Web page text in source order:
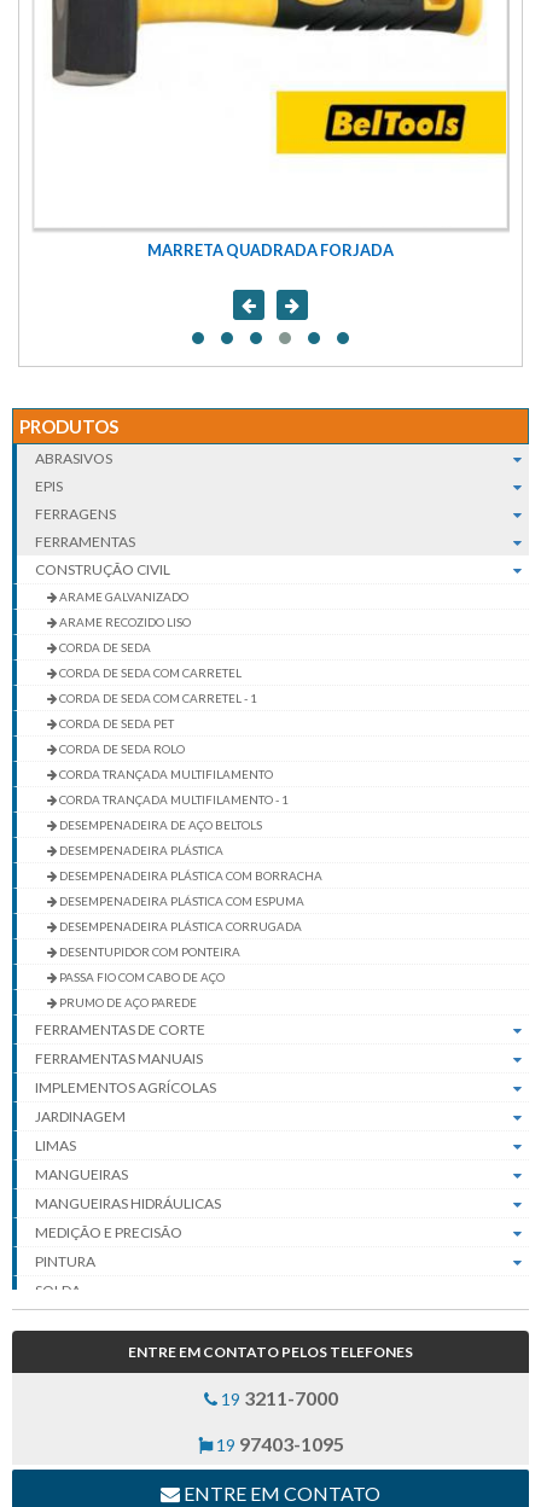
MARRETA QUADRADA FORJADA
PRODUTOS
ABRASIVOS
EPIS
FERRAGENS
FERRAMENTAS
CONSTRUÇÃO CIVIL
ARAME GALVANIZADO
ARAME RECOZIDO LISO
CORDA DE SEDA
CORDA DE SEDA COM CARRETEL
CORDA DE SEDA COM CARRETEL - 1
CORDA DE SEDA PET
CORDA DE SEDA ROLO
CORDA TRANÇADA MULTIFILAMENTO
CORDA TRANÇADA MULTIFILAMENTO - 1
DESEMPENADEIRA DE AÇO BELTOLS
DESEMPENADEIRA PLÁSTICA
DESEMPENADEIRA PLÁSTICA COM BORRACHA
DESEMPENADEIRA PLÁSTICA COM ESPUMA
DESEMPENADEIRA PLÁSTICA CORRUGADA
DESENTUPIDOR COM PONTEIRA
PASSA FIO COM CABO DE AÇO
PRUMO DE AÇO PAREDE
FERRAMENTAS DE CORTE
FERRAMENTAS MANUAIS
IMPLEMENTOS AGRÍCOLAS
JARDINAGEM
LIMAS
MANGUEIRAS
MANGUEIRAS HIDRÁULICAS
MEDIÇÃO E PRECISÃO
PINTURA
SOLDA
MOVIMENTAÇÃO DE CARGA
ENTRE EM CONTATO PELOS TELEFONES
19 3211-7000
19 97403-1095
ENTRE EM CONTATO